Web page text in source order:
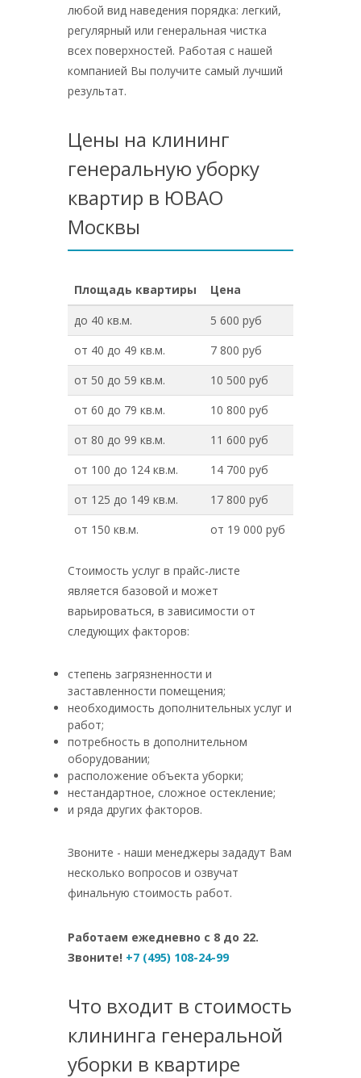
любой вид наведения порядка: легкий,
регулярный или генеральная чистка
всех поверхностей. Работая с нашей
компанией Вы получите самый лучший
результат.
Цены на клининг
генеральную уборку
квартир в ЮВАО
Москвы
Площадь квартиры
Цена
до 40 кв.м.
5 600 руб
от 40 до 49 кв.м.
7 800 руб
от 50 до 59 кв.м.
10 500 руб
от 60 до 79 кв.м.
10 800 руб
от 80 до 99 кв.м.
11 600 руб
от 100 до 124 кв.м.
14 700 руб
от 125 до 149 кв.м.
17 800 руб
от 150 кв.м.
от 19 000 руб
Стоимость услуг в прайс-листе
является базовой и может
варьироваться, в зависимости от
следующих факторов:
степень загрязненности и
заставленности помещения;
необходимость дополнительных услуг и
работ;
потребность в дополнительном
оборудовании;
расположение объекта уборки;
нестандартное, сложное остекление;
и ряда других факторов.
Звоните - наши менеджеры зададут Вам
несколько вопросов и озвучат
финальную стоимость работ.
Работаем ежедневно с 8 до 22.
Звоните! +7 (495) 108-24-99
Что входит в стоимость
клининга генеральной
уборки в квартире